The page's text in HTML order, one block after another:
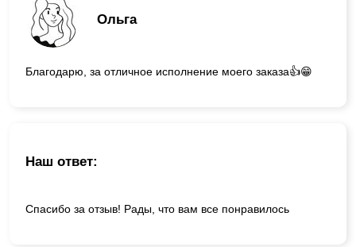
Ольга
Благодарю, за отличное исполнение моего заказа👍😁
Наш ответ:
Спасибо за отзыв! Рады, что вам все понравилось